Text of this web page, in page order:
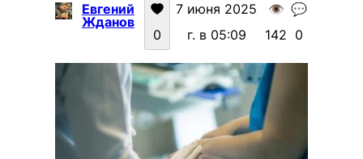
Евгений
Жданов
0
7 июня 2025
г. в 05:09
👁️
142
💬
0